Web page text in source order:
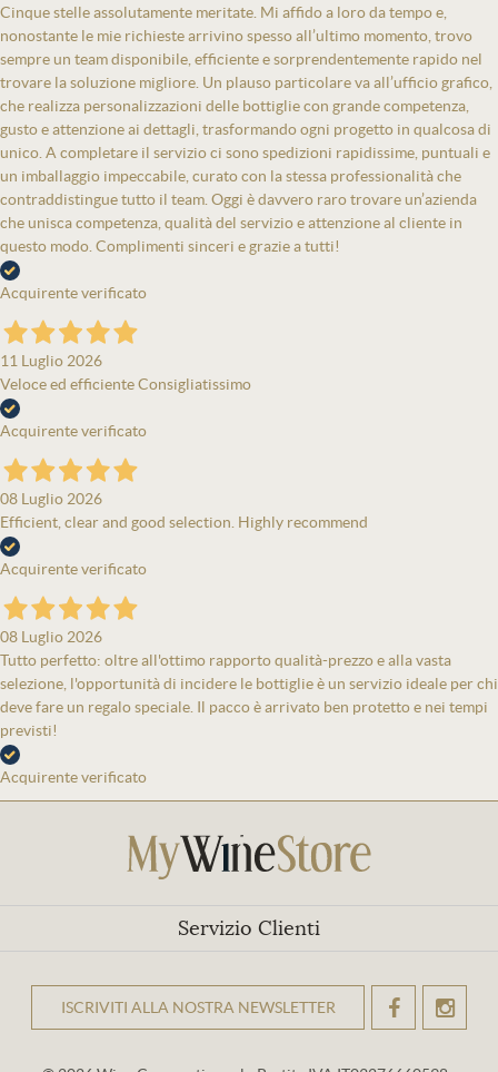
Cinque stelle assolutamente meritate. Mi affido a loro da tempo e,
nonostante le mie richieste arrivino spesso all’ultimo momento, trovo
sempre un team disponibile, efficiente e sorprendentemente rapido nel
trovare la soluzione migliore. Un plauso particolare va all’ufficio grafico,
che realizza personalizzazioni delle bottiglie con grande competenza,
gusto e attenzione ai dettagli, trasformando ogni progetto in qualcosa di
unico. A completare il servizio ci sono spedizioni rapidissime, puntuali e
un imballaggio impeccabile, curato con la stessa professionalità che
contraddistingue tutto il team. Oggi è davvero raro trovare un’azienda
che unisca competenza, qualità del servizio e attenzione al cliente in
questo modo. Complimenti sinceri e grazie a tutti!
Acquirente verificato
11 Luglio 2026
Veloce ed efficiente Consigliatissimo
Acquirente verificato
08 Luglio 2026
Efficient, clear and good selection. Highly recommend
Acquirente verificato
08 Luglio 2026
Tutto perfetto: oltre all'ottimo rapporto qualità-prezzo e alla vasta
selezione, l'opportunità di incidere le bottiglie è un servizio ideale per chi
deve fare un regalo speciale. Il pacco è arrivato ben protetto e nei tempi
previsti!
Acquirente verificato
Servizio Clienti
ISCRIVITI ALLA NOSTRA NEWSLETTEROK